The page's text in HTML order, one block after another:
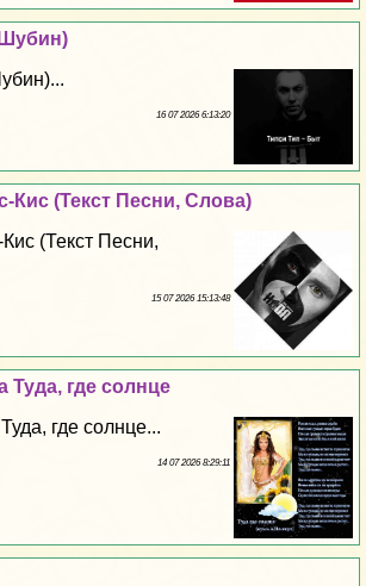
16 07 2026 6:13:20
Кис (Текст Песни, Слова)
(Текст Песни,
15 07 2026 15:13:48
Туда, где солнце
где солнце...
14 07 2026 8:29:11